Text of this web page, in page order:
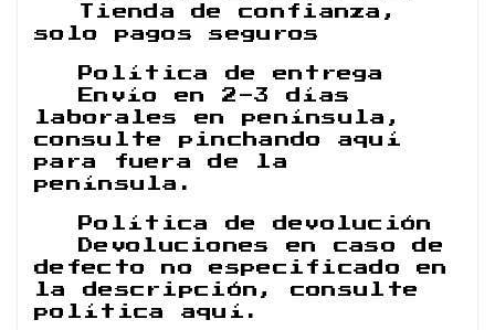
Tienda de confianza,
solo pagos seguros
Política de entrega
Envío en 2-3 días
laborales en península,
consulte pinchando aquí
para fuera de la
península.
Política de devolución
Devoluciones en caso de
defecto no especificado en
la descripción, consulte
política aquí.